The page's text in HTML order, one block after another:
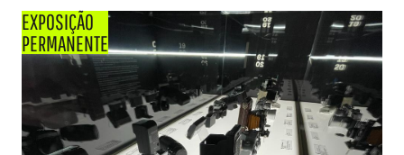
EXPOSIÇÃO
PERMANENTE